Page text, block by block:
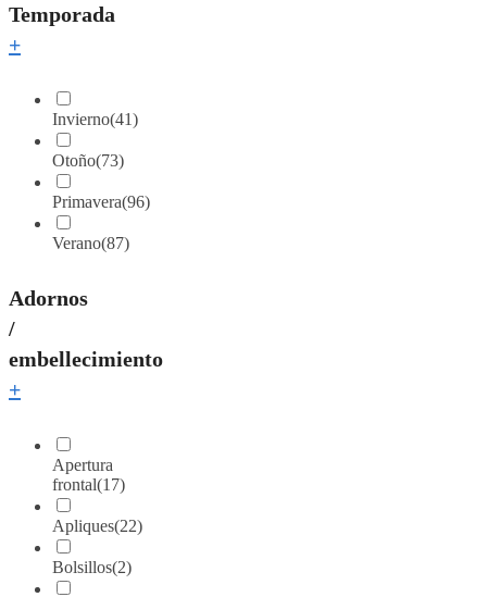
Temporada
+
Invierno(41)
Otoño(73)
Primavera(96)
Verano(87)
Adornos
/
embellecimiento
+
Apertura
frontal(17)
Apliques(22)
Bolsillos(2)